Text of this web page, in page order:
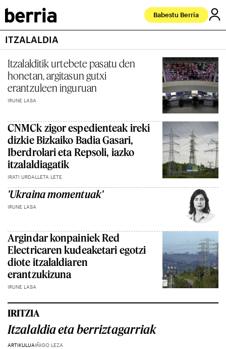
Babestu Berria
ITZALALDIA
Itzalalditik urtebete pasatu den
honetan, argitasun gutxi
erantzuleen inguruan
IRUNE LASA
CNMCk zigor espedienteak ireki
dizkie Bizkaiko Badia Gasari,
Iberdrolari eta Repsoli, iazko
itzalaldiagatik
IRATI URDALLETA LETE
'Ukraina momentuak'
IRUNE LASA
Argindar konpainiek Red
Electricaren kudeaketari egotzi
diote itzalaldiaren
erantzukizuna
IRUNE LASA
IRITZIA
Itzalaldia eta berriztagarriak
ARTIKULUAIÑIGO LEZA